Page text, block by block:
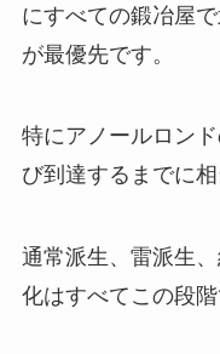
にすべての鍛冶屋
が最優先です。
特にアノールロン
び到達するまでに
通常派生、雷派生
化はすべてこの段